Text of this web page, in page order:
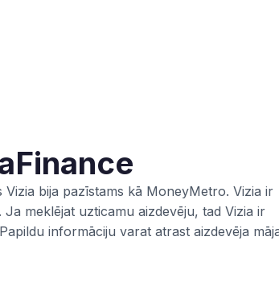
bija pazīstams kā MoneyMetro. Vizia ir
meklējat uzticamu aizdevēju, tad Vizia ir
informāciju varat atrast aizdevēja